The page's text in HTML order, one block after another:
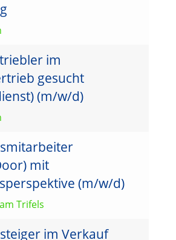
im
gesucht
(m/w/d)
mit
(m/w/d)
Trifels
im Verkauf